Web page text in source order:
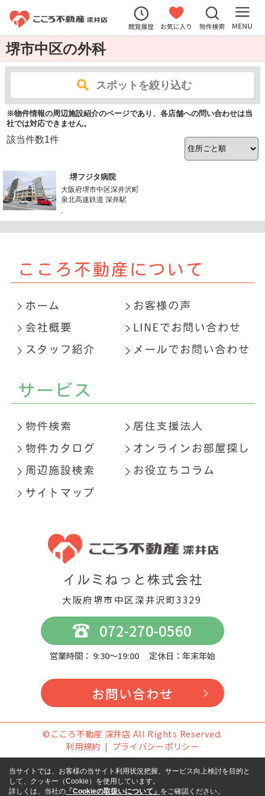
堺市中区の外科
スポットを絞り込む
※物件情報の周辺施設紹介のページであり、各店舗への問い合わせは当
社では対応できません。
該当件数1件
堺フジタ病院
大阪府堺市中区深井沢町
泉北高速鉄道 深井駅
-
大阪府堺市中区深井沢町3329
072-270-0560
営業時間： 9:30～19:00 定休日：年末年始
お問い合わせ
©こころ不動産 深井店 All Rights Reserved.
利用規約
プライバシーポリシー
当サイトでは、お客様の当サイト利用状況把握、サービス向上検討を目的と
して、クッキー（Cookie）を使用しています。
詳しくは、当社の 「Cookieの取扱いについて」 をご確認ください。